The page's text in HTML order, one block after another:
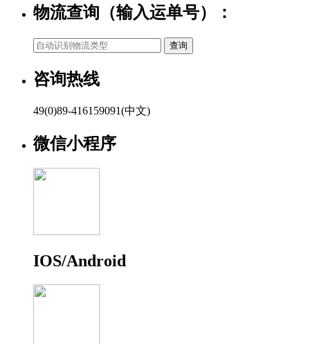
物流查询（输入运单号）：
咨询热线
49(0)89-416159091(中文)
微信小程序
IOS/Android